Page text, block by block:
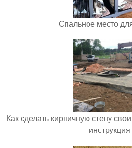
Спальное место
Как сделать кирпичную стену
инструкция